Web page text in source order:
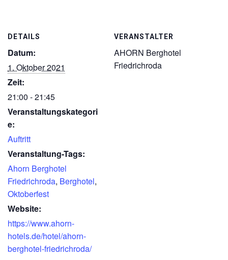
DETAILS
Datum:
1. Oktober 2021
Zeit:
21:00 - 21:45
Veranstaltungskategori
e:
Auftritt
Veranstaltung-Tags:
Ahorn Berghotel
Friedrichroda, Berghotel,
Oktoberfest
Website:
https://www.ahorn-
hotels.de/hotel/ahorn-
berghotel-friedrichroda/
VERANSTALTER
AHORN Berghotel
Friedrichroda